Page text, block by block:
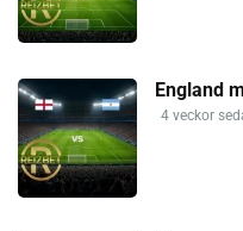
England
4 veckor